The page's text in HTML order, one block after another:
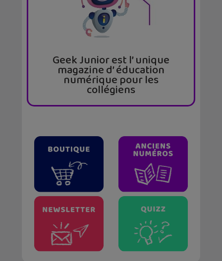
Geek Junior est l’ unique
magazine d’ éducation
numérique pour les
collégiens